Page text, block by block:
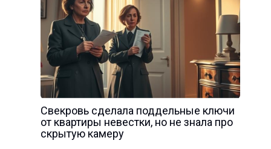
Свекровь сделала поддельные ключи
от квартиры невестки, но не знала про
скрытую камеру